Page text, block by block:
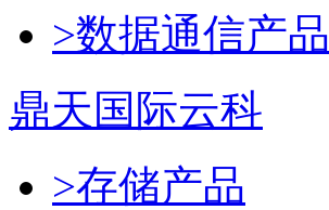
>数据通信产品
鼎天国际云科
>存储产品